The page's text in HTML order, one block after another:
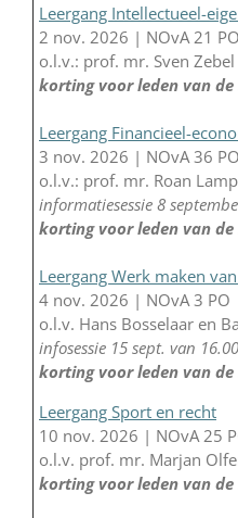
Leergang Intellectueel-
2 nov. 2026 | NOvA 21 PO
o.l.v.: prof. mr. Sven Zebel
korting voor leden van
Leergang Financieel-
3 nov. 2026 | NOvA 36 PO
o.l.v.: prof. mr. Roan Lamp
informatiesessie 8
korting voor leden van
Leergang Werk maken
4 nov. 2026 | NOvA 3 PO
o.l.v. Hans Bosselaar en
infosessie 15 sept. van
korting voor leden van
Leergang Sport en recht
10 nov. 2026 | NOvA 25
o.l.v. prof. mr. Marjan
korting voor leden van